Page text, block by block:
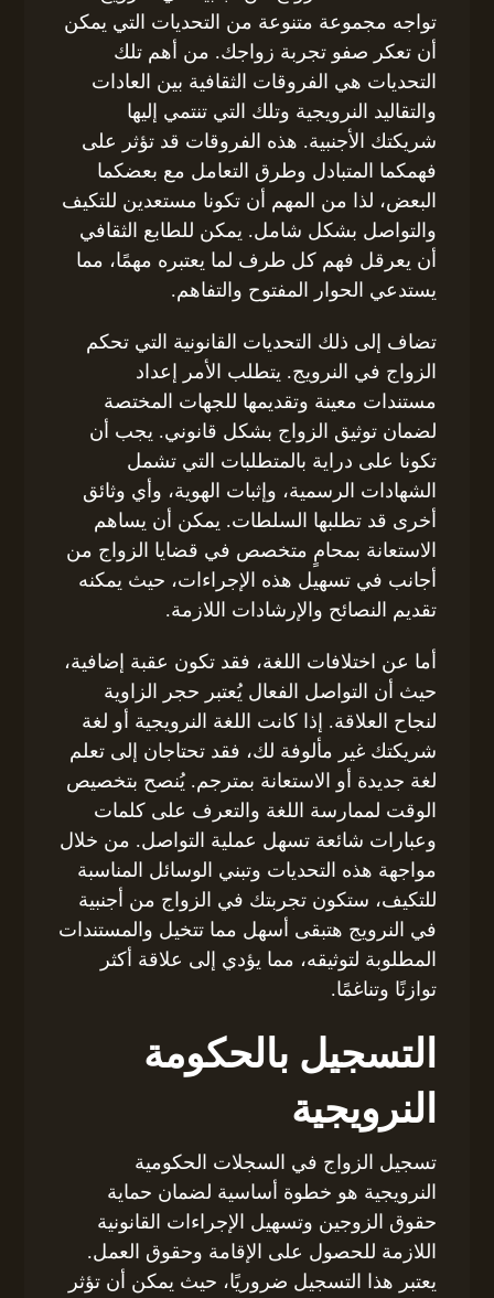
تواجه مجموعة متنوعة من التحديات التي يمكن
أن تعكر صفو تجربة زواجك. من أهم تلك
التحديات هي الفروقات الثقافية بين العادات
والتقاليد النرويجية وتلك التي تنتمي إليها
شريكتك الأجنبية. هذه الفروقات قد تؤثر على
فهمكما المتبادل وطرق التعامل مع بعضكما
البعض، لذا من المهم أن تكونا مستعدين للتكيف
والتواصل بشكل شامل. يمكن للطابع الثقافي
أن يعرقل فهم كل طرف لما يعتبره مهمًا، مما
يستدعي الحوار المفتوح والتفاهم.
تضاف إلى ذلك التحديات القانونية التي تحكم
الزواج في النرويج. يتطلب الأمر إعداد
مستندات معينة وتقديمها للجهات المختصة
لضمان توثيق الزواج بشكل قانوني. يجب أن
تكونا على دراية بالمتطلبات التي تشمل
الشهادات الرسمية، وإثبات الهوية، وأي وثائق
أخرى قد تطلبها السلطات. يمكن أن يساهم
الاستعانة بمحامٍ متخصص في قضايا الزواج من
أجانب في تسهيل هذه الإجراءات، حيث يمكنه
تقديم النصائح والإرشادات اللازمة.
أما عن اختلافات اللغة، فقد تكون عقبة إضافية،
حيث أن التواصل الفعال يُعتبر حجر الزاوية
لنجاح العلاقة. إذا كانت اللغة النرويجية أو لغة
شريكتك غير مألوفة لك، فقد تحتاجان إلى تعلم
لغة جديدة أو الاستعانة بمترجم. يُنصح بتخصيص
الوقت لممارسة اللغة والتعرف على كلمات
وعبارات شائعة تسهل عملية التواصل. من خلال
مواجهة هذه التحديات وتبني الوسائل المناسبة
للتكيف، ستكون تجربتك في الزواج من أجنبية
في النرويج هتبقى أسهل مما تتخيل والمستندات
المطلوبة لتوثيقه، مما يؤدي إلى علاقة أكثر
توازنًا وتناغمًا.
التسجيل بالحكومة
النرويجية
تسجيل الزواج في السجلات الحكومية
النرويجية هو خطوة أساسية لضمان حماية
حقوق الزوجين وتسهيل الإجراءات القانونية
اللازمة للحصول على الإقامة وحقوق العمل.
يعتبر هذا التسجيل ضروريًا، حيث يمكن أن تؤثر